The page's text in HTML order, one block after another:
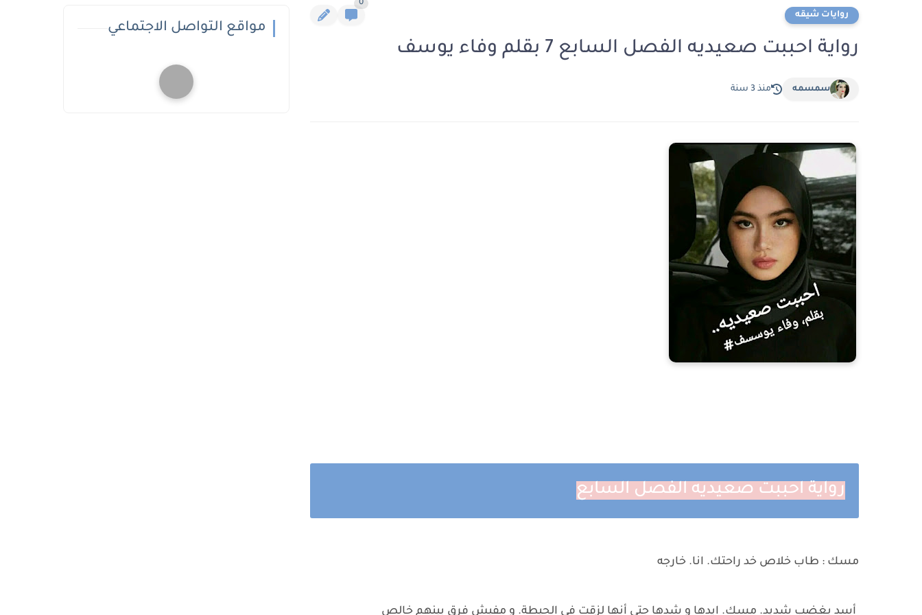
روايات شيقه
0
رواية احببت صعيديه الفصل السابع 7 بقلم وفاء يوسف
سمسمه منذ 3 سنة
رواية احببت صعيديه الفصل السابع
مسك : طاب خلاص خد راحتك. انا. خارجه
أسد بغضب شديد. مسك. ايدها و شدها حتى أنها لزقت في الحيطة. و مفيش فرق بينهم خالص
مواقع التواصل الاجتماعي